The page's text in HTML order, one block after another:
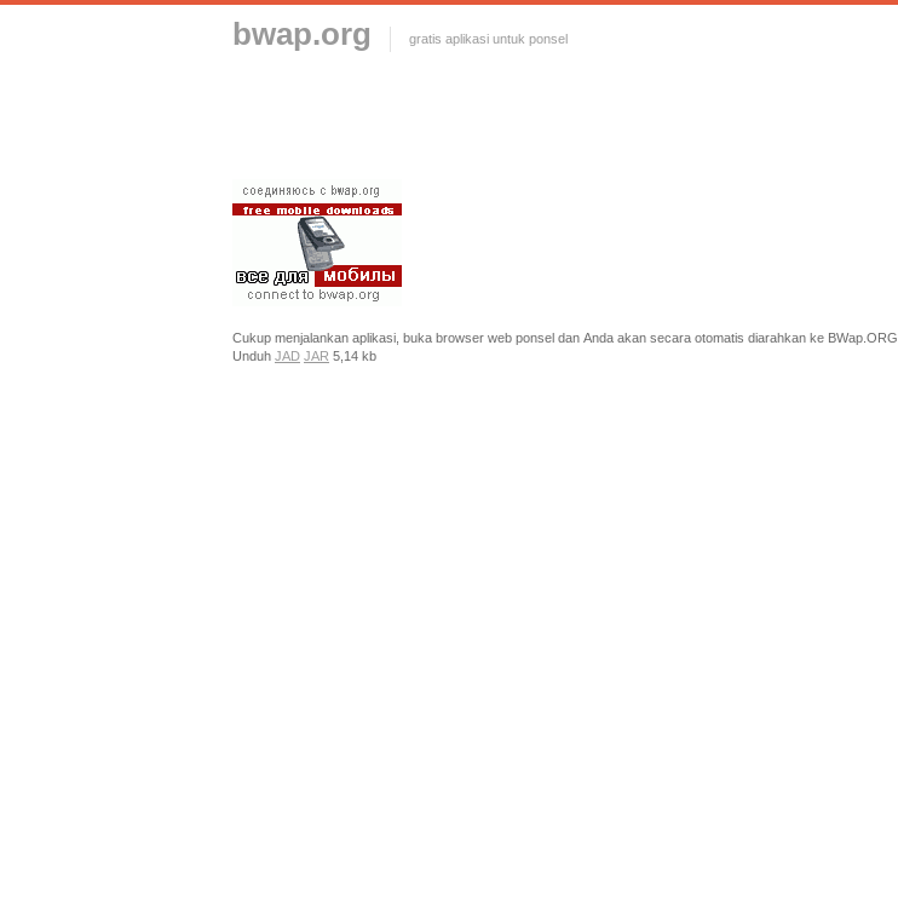
bwap.org gratis aplikasi untuk ponsel
Cukup menjalankan aplikasi, buka browser web ponsel dan Anda akan secara otomatis diarahkan ke BWap.ORG.
Unduh JAD JAR 5,14 kb